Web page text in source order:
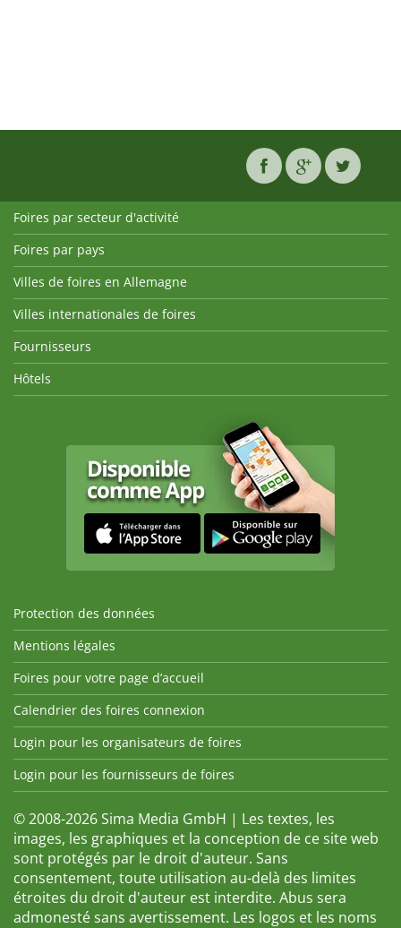
Foires par secteur d'activité
Foires par pays
Villes de foires en Allemagne
Villes internationales de foires
Fournisseurs
Hôtels
Protection des données
Mentions légales
Foires pour votre page d’accueil
Calendrier des foires connexion
Login pour les organisateurs de foires
Login pour les fournisseurs de foires
© 2008-2026 Sima Media GmbH | Les textes, les
images, les graphiques et la conception de ce site web
sont protégés par le droit d'auteur. Sans
consentement, toute utilisation au-delà des limites
étroites du droit d'auteur est interdite. Abus sera
admonesté sans avertissement. Les logos et les noms